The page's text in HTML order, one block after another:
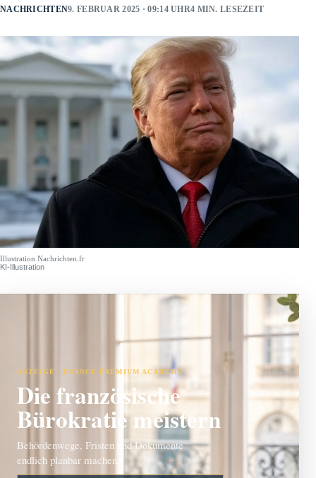
NACHRICHTEN9. FEBRUAR 2025 · 09:14 UHR4 MIN. LESEZEIT
Illustration Nachrichten.fr
KI-Illustration
ANZEIGE · FRANCE PREMIUM ACADEMY
Die französische
Bürokratie meistern
Behördenwege, Fristen und Dokumente
endlich planbar machen.